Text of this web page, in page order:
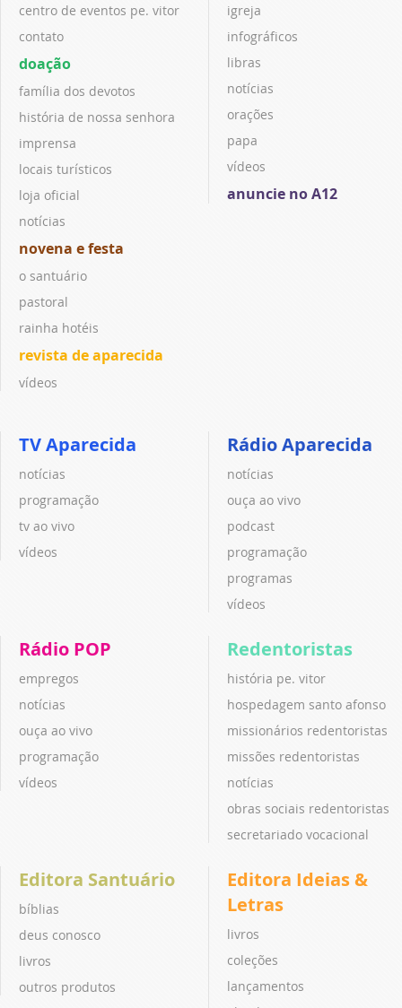
centro de eventos pe. vitor
contato
doação
família dos devotos
história de nossa senhora
imprensa
locais turísticos
loja oficial
notícias
novena e festa
o santuário
pastoral
rainha hotéis
revista de aparecida
vídeos
igreja
infográficos
libras
notícias
orações
papa
vídeos
anuncie no A12
TV Aparecida
notícias
programação
tv ao vivo
vídeos
Rádio Aparecida
notícias
ouça ao vivo
podcast
programação
programas
vídeos
Rádio POP
empregos
notícias
ouça ao vivo
programação
vídeos
Redentoristas
história pe. vitor
hospedagem santo afonso
missionários redentoristas
missões redentoristas
notícias
obras sociais redentoristas
secretariado vocacional
Editora Santuário
bíblias
deus conosco
livros
outros produtos
Editora Ideias &
Letras
livros
coleções
lançamentos